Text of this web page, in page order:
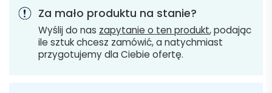
Za mało produktu na stanie?
Wyślij do nas zapytanie o ten produkt, podając
ile sztuk chcesz zamówić, a natychmiast
przygotujemy dla Ciebie ofertę.